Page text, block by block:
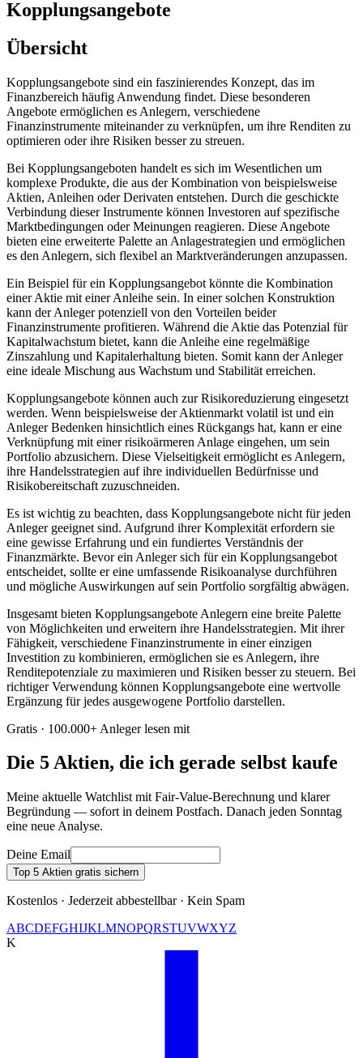
Kopplungsangebote
Übersicht
Kopplungsangebote sind ein faszinierendes Konzept, das im
Finanzbereich häufig Anwendung findet. Diese besonderen
Angebote ermöglichen es Anlegern, verschiedene
Finanzinstrumente miteinander zu verknüpfen, um ihre Renditen zu
optimieren oder ihre Risiken besser zu streuen.
Bei Kopplungsangeboten handelt es sich im Wesentlichen um
komplexe Produkte, die aus der Kombination von beispielsweise
Aktien, Anleihen oder Derivaten entstehen. Durch die geschickte
Verbindung dieser Instrumente können Investoren auf spezifische
Marktbedingungen oder Meinungen reagieren. Diese Angebote
bieten eine erweiterte Palette an Anlagestrategien und ermöglichen
es den Anlegern, sich flexibel an Marktveränderungen anzupassen.
Ein Beispiel für ein Kopplungsangebot könnte die Kombination
einer Aktie mit einer Anleihe sein. In einer solchen Konstruktion
kann der Anleger potenziell von den Vorteilen beider
Finanzinstrumente profitieren. Während die Aktie das Potenzial für
Kapitalwachstum bietet, kann die Anleihe eine regelmäßige
Zinszahlung und Kapitalerhaltung bieten. Somit kann der Anleger
eine ideale Mischung aus Wachstum und Stabilität erreichen.
Kopplungsangebote können auch zur Risikoreduzierung eingesetzt
werden. Wenn beispielsweise der Aktienmarkt volatil ist und ein
Anleger Bedenken hinsichtlich eines Rückgangs hat, kann er eine
Verknüpfung mit einer risikoärmeren Anlage eingehen, um sein
Portfolio abzusichern. Diese Vielseitigkeit ermöglicht es Anlegern,
ihre Handelsstrategien auf ihre individuellen Bedürfnisse und
Risikobereitschaft zuzuschneiden.
Es ist wichtig zu beachten, dass Kopplungsangebote nicht für jeden
Anleger geeignet sind. Aufgrund ihrer Komplexität erfordern sie
eine gewisse Erfahrung und ein fundiertes Verständnis der
Finanzmärkte. Bevor ein Anleger sich für ein Kopplungsangebot
entscheidet, sollte er eine umfassende Risikoanalyse durchführen
und mögliche Auswirkungen auf sein Portfolio sorgfältig abwägen.
Insgesamt bieten Kopplungsangebote Anlegern eine breite Palette
von Möglichkeiten und erweitern ihre Handelsstrategien. Mit ihrer
Fähigkeit, verschiedene Finanzinstrumente in einer einzigen
Investition zu kombinieren, ermöglichen sie es Anlegern, ihre
Renditepotenziale zu maximieren und Risiken besser zu steuern. Bei
richtiger Verwendung können Kopplungsangebote eine wertvolle
Ergänzung für jedes ausgewogene Portfolio darstellen.
Gratis · 100.000+ Anleger lesen mit
Die 5 Aktien, die ich gerade selbst kaufe
Meine aktuelle Watchlist mit Fair-Value-Berechnung und klarer
Begründung — sofort in deinem Postfach. Danach jeden Sonntag
eine neue Analyse.
Deine Email
Top 5 Aktien gratis sichern
Kostenlos · Jederzeit abbestellbar · Kein Spam
ABCDEFGHIJKLMNOPQRSTUVWXYZ
K